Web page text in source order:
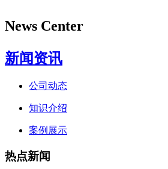
News Center
新闻资讯
公司动态
知识介绍
案例展示
热点新闻